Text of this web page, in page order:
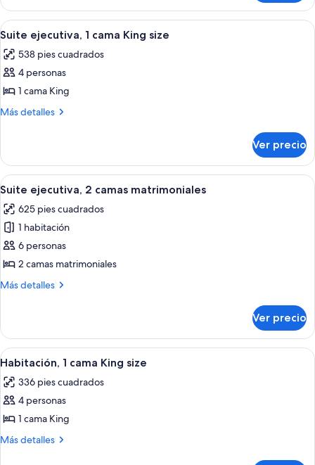
2
camas
matrimoniales
Abrir
todas
las
fotos
de
Suite
cama
King
size
Una habitación de hotel moderna
6
Suite ejecutiva, 1 cama King size
538 pies cuadrados
4 personas
1 cama King
Más detalles
Más
ejecutiva,
cama
size
Ver precio
Abrir
todas
las
fotos
de
Suite
ejecutiva,
matrimoniales
Una habitación de hotel moderna
8
Suite ejecutiva, 2 camas matrimoniales
625 pies cuadrados
1 habitación
6 personas
2 camas matrimoniales
Más detalles
Más
ejecutiva,
camas
Ver precio
Abrir
todas
las
fotos
de
Habitación,
Habitación de hotel con cama,
5
Habitación, 1 cama King size
336 pies cuadrados
4 personas
1 cama King
Más detalles
Más